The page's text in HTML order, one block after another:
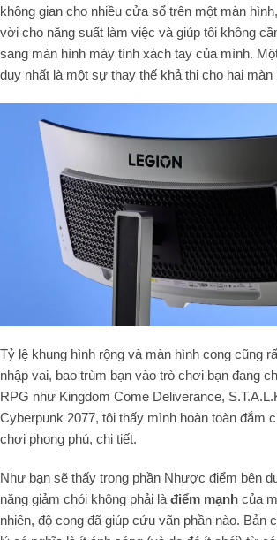
không gian cho nhiều cửa sổ trên một màn
vời cho năng suất làm việc và giúp tôi không
sang màn hình máy tính xách tay của mình.
duy nhất là một sự thay thế khả thi cho hai màn
Tỷ lệ khung hình rộng và màn hình cong cũng
nhập vai, bao trùm bạn vào trò chơi bạn đang
RPG như Kingdom Come Deliverance,
Cyberpunk 2077, tôi thấy mình hoàn toàn đắm
chơi phong phú, chi tiết.
Như bạn sẽ thấy trong phần Nhược điểm bên
năng giảm chói không phải là điểm mạnh của
nhiên, độ cong đã giúp cứu vãn phần nào. Bản